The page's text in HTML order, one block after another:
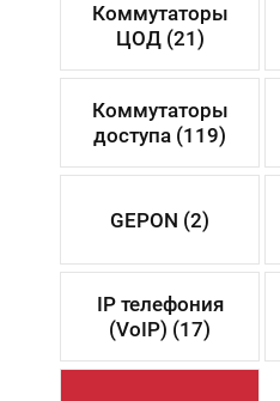
Коммутаторы
ЦОД (21)
Коммутаторы
доступа (119)
GEPON (2)
IP телефония
(VoIP) (17)